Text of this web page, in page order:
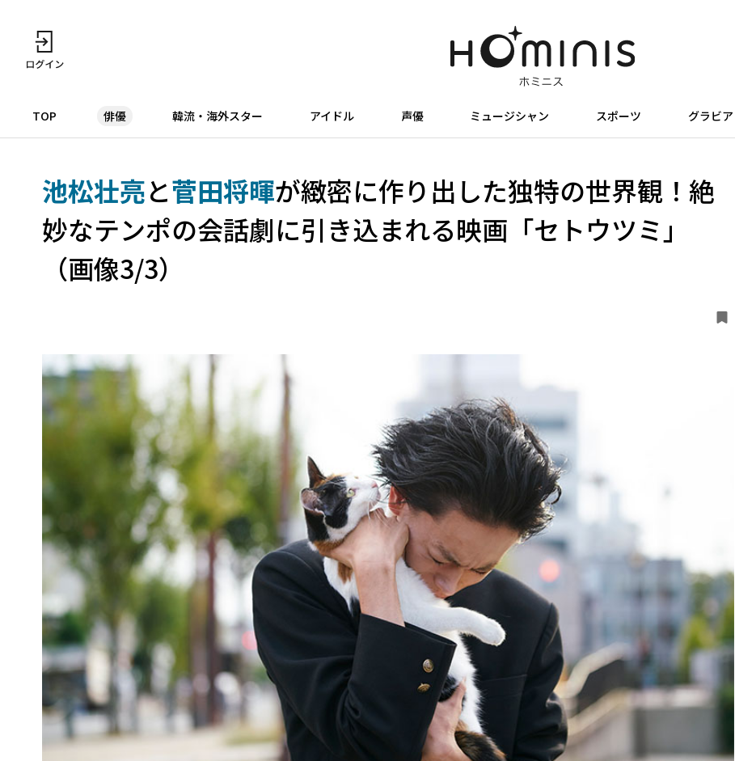
TOP 俳優 韓流・海外スター アイドル 声優 ミュージシャン スポーツ グラビア
池松壮亮と菅田将暉が緻密に作り出した独特の世界観！絶
妙なテンポの会話劇に引き込まれる映画「セトウツミ」
（画像3/3）